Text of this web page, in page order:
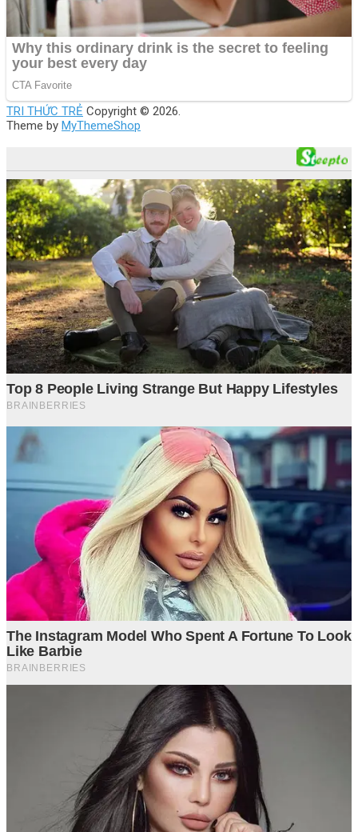
TRI THỨC TRẺ Copyright © 2026.
Theme by MyThemeShop